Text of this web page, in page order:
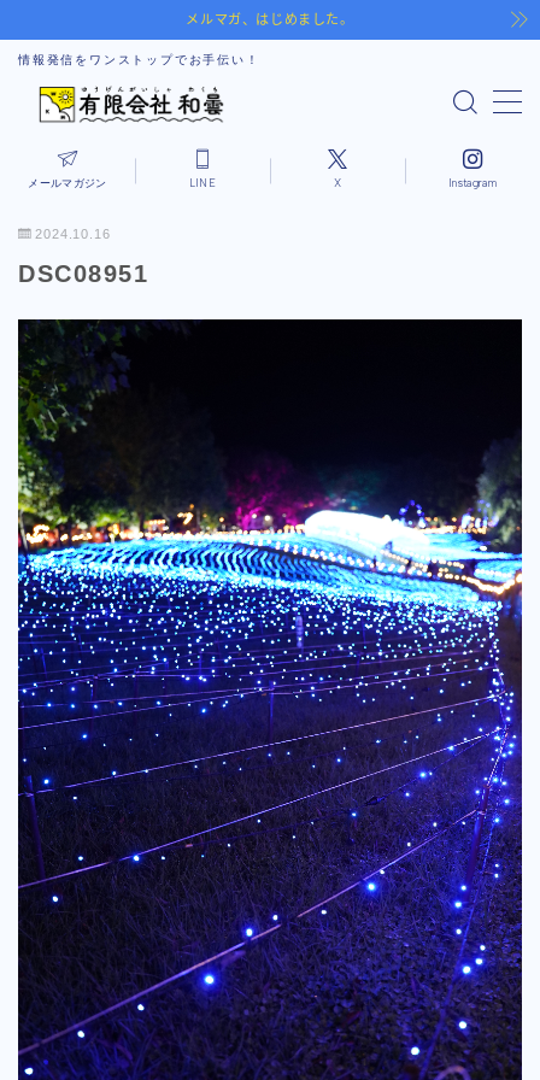
メルマガ、はじめました。
情報発信をワンストップでお手伝い！
MENU
Notice
Drone
SNS
Picture
Movie
Web Create
Writing
Consulting
NEWS!!
メールマガジン LINE X Instagram
2024.10.16
DSC08951